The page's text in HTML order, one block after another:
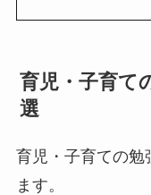
育児・子育て
選
育児・子育ての勉
ます。